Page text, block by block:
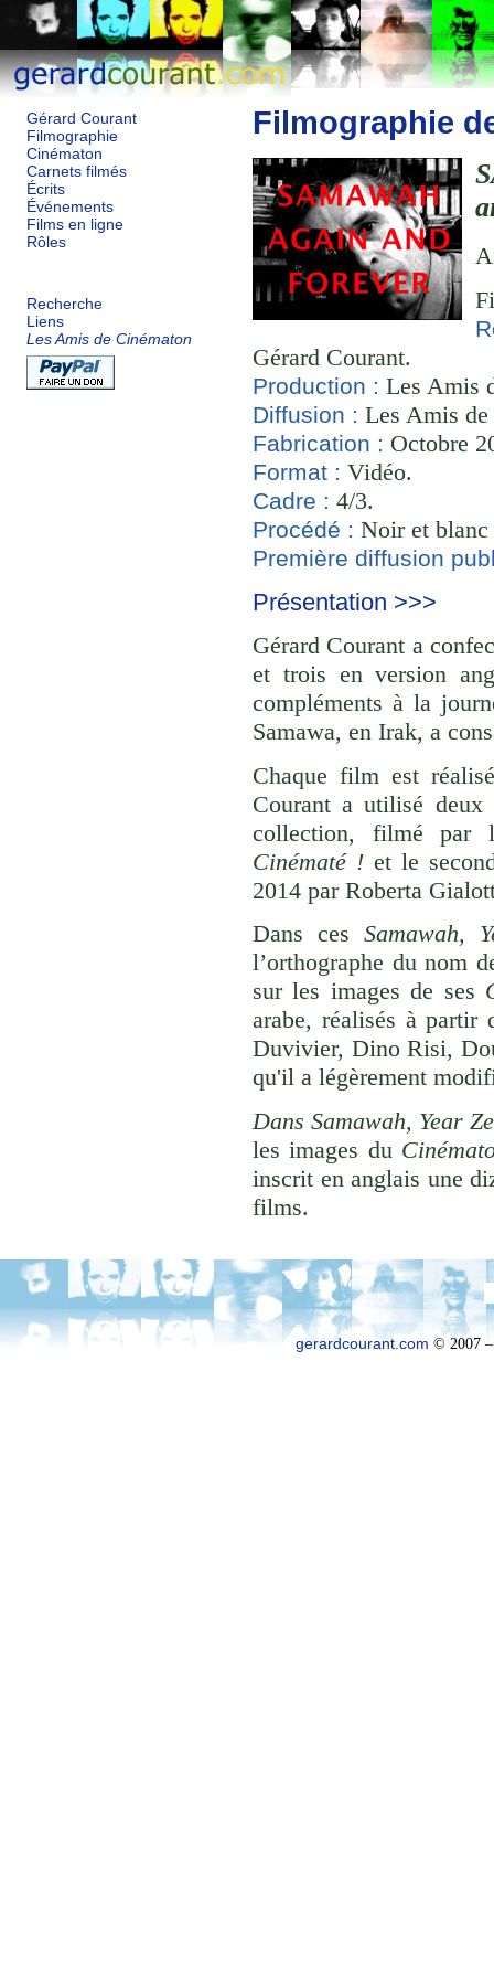
Gérard Courant
Filmographie
Cinématon
Carnets filmés
Écrits
Événements
Films en ligne
Rôles
Recherche
Liens
Les Amis de Cinématon
Filmographie
Gérard Courant.
Production : Les Amis
Diffusion : Les Amis
Fabrication : Octobre
Format : Vidéo.
Cadre : 4/3.
Procédé : Noir et blanc
Première diffusion
Présentation >>>
Gérard Courant a
et trois en version
compléments à la
Samawa, en Irak, a
Chaque film est
Courant a utilisé
collection, filmé par
Cinématé ! et le
2014 par Roberta
Dans cesSamawah,
l’orthographe du nom
sur les images de ses
arabe, réalisés à
Duvivier, Dino Risi,
qu'il a légèrement
Dans Samawah, Year
les images du
inscrit en anglais une
films.
gerardcourant.com © 2007